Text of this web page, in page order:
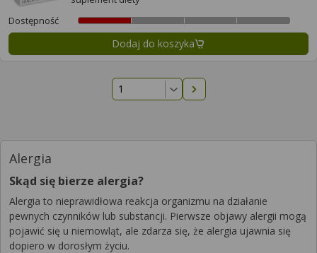
Dostępność
Dodaj do koszyka
Następna strona
Alergia
Skąd się bierze alergia?
Alergia to nieprawidłowa reakcja organizmu na działanie
pewnych czynników lub substancji. Pierwsze objawy alergii mogą
pojawić się u niemowląt, ale zdarza się, że alergia ujawnia się
dopiero w dorosłym życiu.